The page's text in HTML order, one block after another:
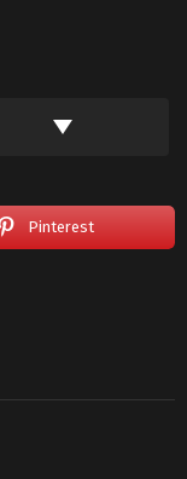
Pinterest